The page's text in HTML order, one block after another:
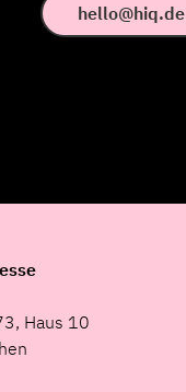
hello@hiq.de
Haus 10